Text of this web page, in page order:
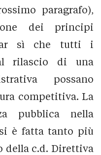
paragrafo),
dei principi
far sì che tutti i
rilascio di una
possano
competitiva. La
pubblica nella
è fatta tanto più
della c.d. Direttiva